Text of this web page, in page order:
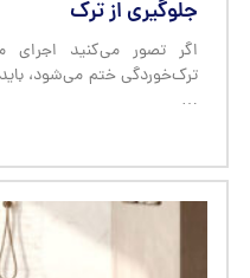
جلوگیری از ترک
اگر تصور می‌کنید
ترک‌خوردگی ختم می‌شود، باید
…